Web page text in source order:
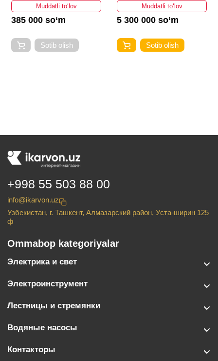
Muddatli to‘lov
385 000 so‘m
Sotib olish
Muddatli to‘lov
5 300 000 so‘m
Sotib olish
+998 55 503 88 00
info@ikarvon.uz
Узбекистан, г. Ташкент, Алмазарский район, Уста-ширин 125
ф
Ommabop kategoriyalar
Электрика и свет
Электроинструмент
Лестницы и стремянки
Водяные насосы
Контакторы